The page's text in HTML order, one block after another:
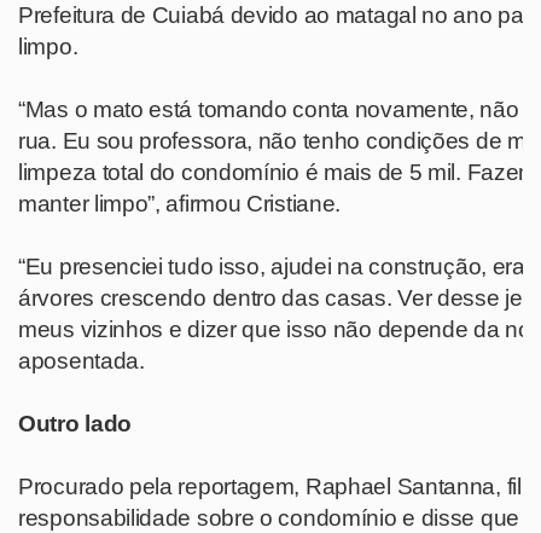
Prefeitura de Cuiabá devido ao matagal no ano
limpo.
“Mas o mato está tomando conta novamente, não
rua. Eu sou professora, não tenho condições de
limpeza total do condomínio é mais de 5 mil.
manter limpo”, afirmou Cristiane.
“Eu presenciei tudo isso, ajudei na construção, era
árvores crescendo dentro das casas. Ver desse
meus vizinhos e dizer que isso não depende da
aposentada.
Outro lado
Procurado pela reportagem, Raphael Santanna,
responsabilidade sobre o condomínio e disse que